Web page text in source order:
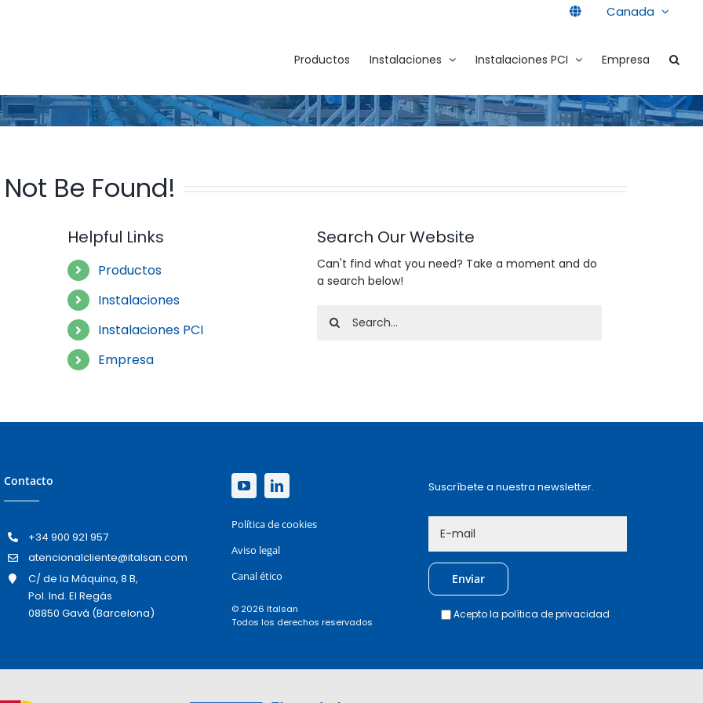
Canada
Productos Instalaciones Instalaciones PCI Empresa
Be Found!
Helpful Links
Productos
Instalaciones
Instalaciones PCI
Empresa
Search Our Website
Can't find what you need? Take a moment and do
a search below!
for:
Contacto
+34 900 921 957
atencionalcliente@italsan.com
C/ de la Máquina, 8 B,
Pol. Ind. El Regás
08850 Gavá (Barcelona)
Política de cookies
Aviso legal
Canal ético
© 2026 Italsan
Todos los derechos reservados
Suscríbete a nuestra newsletter.
Acepto la política de privacidad